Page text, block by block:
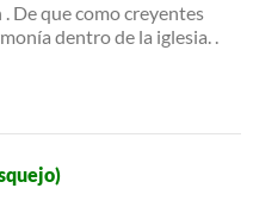
De que como creyentes
dentro de la iglesia. .